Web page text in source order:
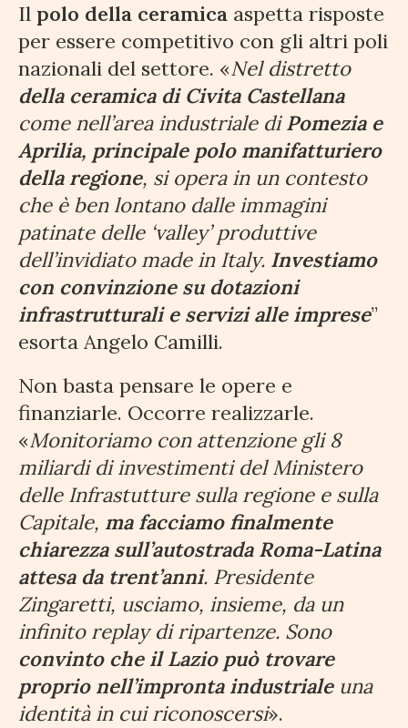
Il polo della ceramica aspetta risposte
per essere competitivo con gli altri poli
nazionali del settore. «Nel distretto
della ceramica di Civita Castellana
come nell’area industriale diPomezia e
Aprilia, principale polo manifatturiero
della regione, si opera in un contesto
che è ben lontano dalle immagini
patinate delle ‘valley’ produttive
dell’invidiato made in Italy. Investiamo
con convinzione su dotazioni
infrastrutturali e servizi alle imprese”
esorta Angelo Camilli.
Non basta pensare le opere e
finanziarle. Occorre realizzarle.
«Monitoriamo con attenzione gli 8
miliardi di investimenti del Ministero
delle Infrastutture sulla regione e sulla
Capitale, ma facciamo finalmente
chiarezza sull’autostrada Roma-Latina
attesa da trent’anni. Presidente
Zingaretti, usciamo, insieme, da un
infinito replay di ripartenze. Sono
convinto che il Lazio può trovare
proprio nell’impronta industriale una
identità in cui riconoscersi».